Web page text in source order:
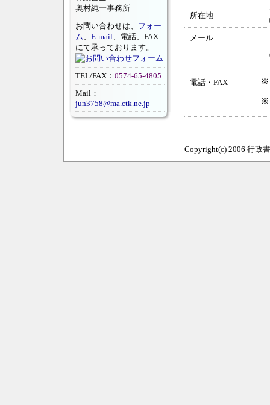
所在地
メール
電話・FAX
奥村純一事務所
お問い合わせは、 フォー
ム、 E-mail、電話、FAX
にて承っております。
TEL/FAX： 0574-65-4805
Mail：
jun3758@ma.ctk.ne.jp
Copyright(c) 2006 行政